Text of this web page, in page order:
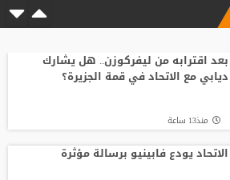
رودري يحسم قراره ويختار وجهته المقبلة
الكشف عن كواليس التعاقد مع مدرب
الاهلي الجديد
بعد اقترابه من ليفركوزن.. هل يشارك
ديابي مع الاتحاد في قمة الجزيرة؟
منذ13 ساعة
الاتحاد يودع فابينيو برسالة مؤثرة